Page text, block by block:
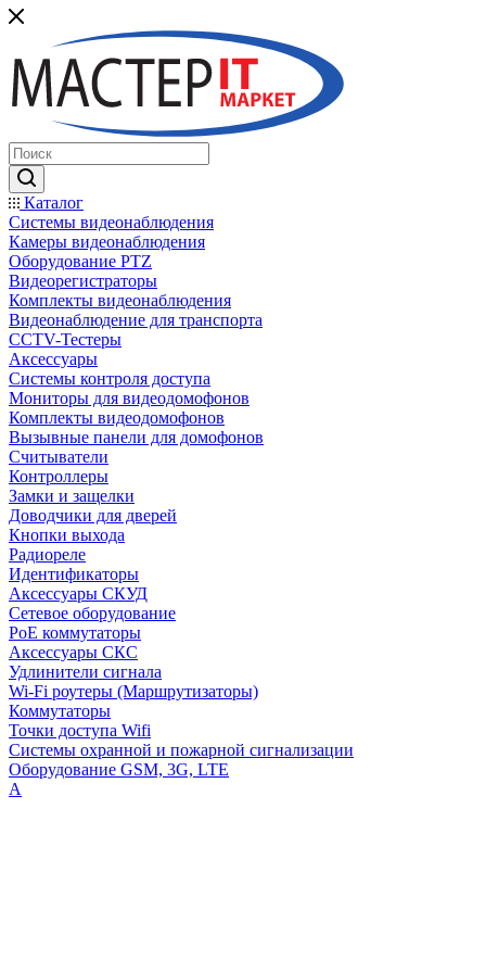
Каталог
Системы видеонаблюдения
Камеры видеонаблюдения
Оборудование PTZ
Видеорегистраторы
Комплекты видеонаблюдения
Видеонаблюдение для транспорта
CCTV-Тестеры
Аксессуары
Системы контроля доступа
Мониторы для видеодомофонов
Комплекты видеодомофонов
Вызывные панели для домофонов
Считыватели
Контроллеры
Замки и защелки
Доводчики для дверей
Кнопки выхода
Радиореле
Идентификаторы
Аксессуары СКУД
Сетевое оборудование
PoE коммутаторы
Аксессуары СКС
Удлинители сигнала
Wi-Fi роутеры (Маршрутизаторы)
Коммутаторы
Точки доступа Wifi
Системы охранной и пожарной сигнализации
Оборудование GSM, 3G, LTE
А